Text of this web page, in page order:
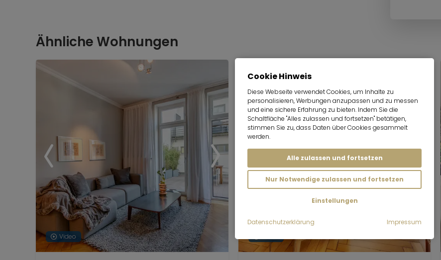
Ähnliche Wohnungen
Video
Cookie Hinweis
Diese Webseite verwendet Cookies, um Inhalte zu
personalisieren, Werbungen anzupassen und zu messen
und eine sichere Erfahrung zu bieten. Indem Sie die
Schaltfläche "Alles zulassen und fortsetzen" betätigen,
stimmen Sie zu, dass Daten über Cookies gesammelt
werden.
Alle zulassen und fortsetzen
Nur Notwendige zulassen und fortsetzen
Einstellungen
Datenschutzerklärung Impressum